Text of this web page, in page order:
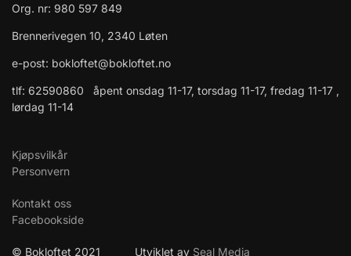
Org. nr: 980 597 849
Brennerivegen 10, 2340 Løten
e-post: bokloftet@bokloftet.no
tlf: 62590860 åpent onsdag 11-17, torsdag 11-17, fredag 11-17 ,
lørdag 11-14
Kjøpsvilkår
Personvern
Kontakt oss
Facebookside
© Bokloftet 2021 Utviklet av Seal Media